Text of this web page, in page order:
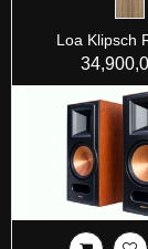
Tai nghe
Tin tức
Liên hệ
Loa Klipsch